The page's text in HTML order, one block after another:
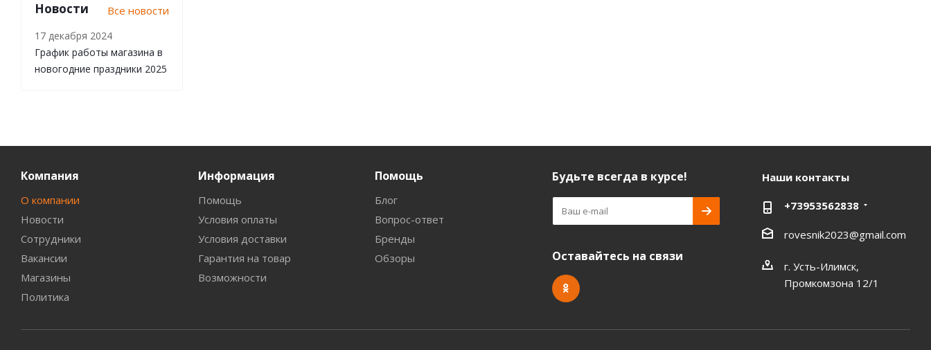
Новости Все новости
17 декабря 2024
График работы магазина в
новогодние праздники 2025
Компания
О компании
Новости
Сотрудники
Вакансии
Магазины
Политика
Информация
Помощь
Условия оплаты
Условия доставки
Гарантия на товар
Возможности
Помощь
Блог
Вопрос-ответ
Бренды
Обзоры
Будьте всегда в курсе!
Оставайтесь на связи
Наши контакты
+73953562838
rovesnik2023@gmail.com
г. Усть-Илимск,
Промкомзона 12/1